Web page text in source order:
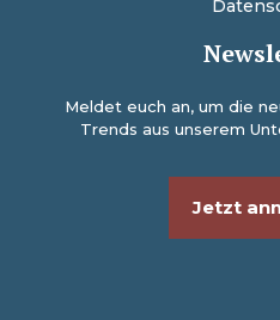
Meldet euch an, um die
Trends aus unserem
Jetzt